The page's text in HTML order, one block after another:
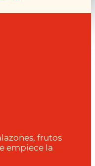
frutos
empiece la